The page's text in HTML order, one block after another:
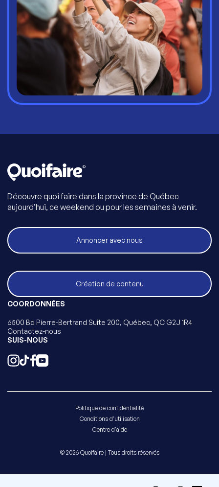
Découvre quoi faire dans la province de Québec
aujourd’hui, ce weekend ou pour les semaines à venir.
Annoncer avec nous
Création de contenu
COORDONNÉES
6500 Bd Pierre-Bertrand Suite 200, Québec, QC G2J 1R4
Contactez-nous
SUIS-NOUS
Politique de confidentialité
Conditions d'utilisation
Centre d'aide
© 2026 Quoifaire | Tous droits réservés